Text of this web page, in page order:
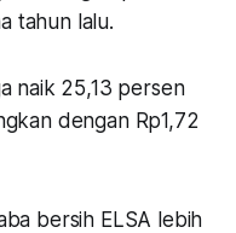
tahun lalu.
naik 25,13 persen
dengan Rp1,72
bersih ELSA lebih